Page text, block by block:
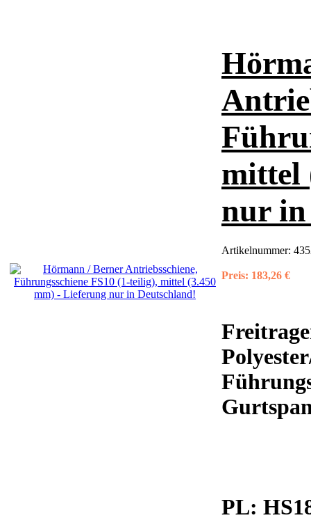
mittel
nur in
Artikelnummer:
Preis: 183,26 €
PL: